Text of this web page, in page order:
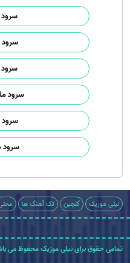
سرود
سرود
سرود
سرود
نیلی موزیک گلچین تک آهنگ ها
تمامی حقوق برای نیلی موزیک محفوظ می